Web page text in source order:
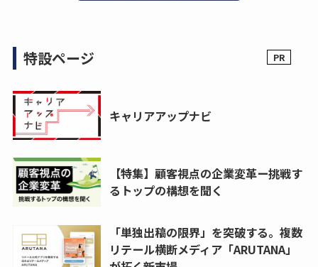
特設ページ
キャリアアップナビ
【特集】顧客視点の企業変革ー挑戦す
るトップの構想を聞く
「単独出稿の限界」を突破する。複数
リテール横断メディア「ARUTANA」